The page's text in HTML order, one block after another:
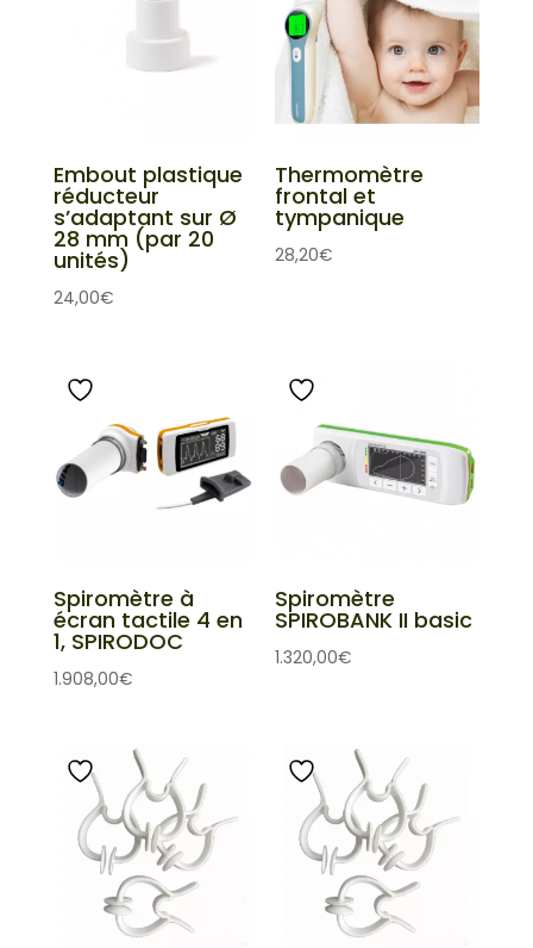
Embout plastique
réducteur
s’adaptant sur Ø
28 mm (par 20
unités)
24,00€
Thermomètre
frontal et
tympanique
28,20€
Spiromètre à
écran tactile 4 en
1, SPIRODOC
1.908,00€
Spiromètre
SPIROBANK II basic
1.320,00€